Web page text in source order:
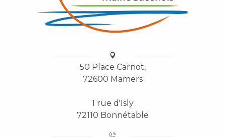
50 Place Carnot,
72600 Mamers
1 rue d'Isly
72110 Bonnétable